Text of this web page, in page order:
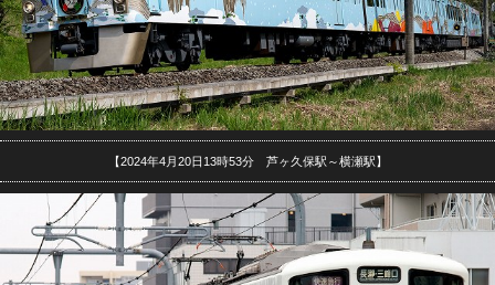
【2024年4月20日13時53分 芦ヶ久保駅～横瀬駅】